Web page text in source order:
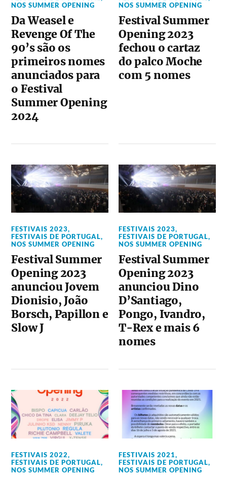
NOS SUMMER OPENING
Da Weasel e
Revenge Of The
90’s são os
primeiros nomes
anunciados para
o Festival
Summer Opening
2024
NOS SUMMER OPENING
Festival Summer
Opening 2023
fechou o cartaz
do palco Moche
com 5 nomes
FESTIVAIS 2023,
FESTIVAIS DE PORTUGAL,
NOS SUMMER OPENING
Festival Summer
Opening 2023
anunciou Jovem
Dionisio, João
Borsch, Papillon e
Slow J
FESTIVAIS 2023,
FESTIVAIS DE PORTUGAL,
NOS SUMMER OPENING
Festival Summer
Opening 2023
anunciou Dino
D’Santiago,
Pongo, Ivandro,
T-Rex e mais 6
nomes
FESTIVAIS 2022,
FESTIVAIS DE PORTUGAL,
NOS SUMMER OPENING
FESTIVAIS 2021,
FESTIVAIS DE PORTUGAL,
NOS SUMMER OPENING